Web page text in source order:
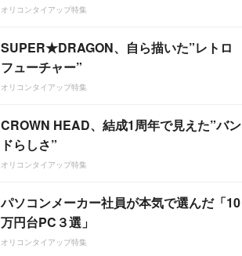
オリコンタイアップ特集
SUPER★DRAGON、自ら描いた”レトロ
フューチャー”
オリコンタイアップ特集
CROWN HEAD、結成1周年で見えた”バン
ドらしさ”
オリコンタイアップ特集
パソコンメーカー社員が本気で選んだ「10
万円台PC３選」
オリコンタイアップ特集